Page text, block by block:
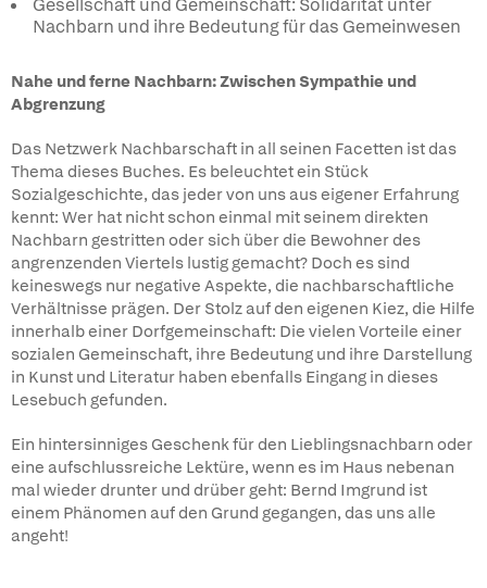
Gesellschaft und Gemeinschaft: Solidarität unter
Nachbarn und ihre Bedeutung für das Gemeinwesen
Nahe und ferne Nachbarn: Zwischen Sympathie und
Abgrenzung
Das Netzwerk Nachbarschaft in all seinen Facetten ist das
Thema dieses Buches. Es beleuchtet ein Stück
Sozialgeschichte, das jeder von uns aus eigener Erfahrung
kennt: Wer hat nicht schon einmal mit seinem direkten
Nachbarn gestritten oder sich über die Bewohner des
angrenzenden Viertels lustig gemacht? Doch es sind
keineswegs nur negative Aspekte, die nachbarschaftliche
Verhältnisse prägen. Der Stolz auf den eigenen Kiez, die Hilfe
innerhalb einer Dorfgemeinschaft: Die vielen Vorteile einer
sozialen Gemeinschaft, ihre Bedeutung und ihre Darstellung
in Kunst und Literatur haben ebenfalls Eingang in dieses
Lesebuch gefunden.
Ein hintersinniges Geschenk für den Lieblingsnachbarn oder
eine aufschlussreiche Lektüre, wenn es im Haus nebenan
mal wieder drunter und drüber geht: Bernd Imgrund ist
einem Phänomen auf den Grund gegangen, das uns alle
angeht!